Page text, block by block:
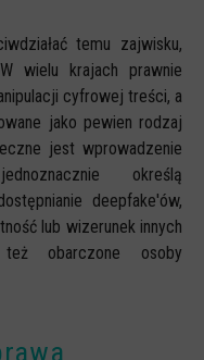
temu zajwisku,
wielu krajach prawnie
cyfrowej treści, a
jako pewien rodzaj
jest wprowadzenie
określą
deepfake'ów,
lub wizerunek innych
obarczone osoby